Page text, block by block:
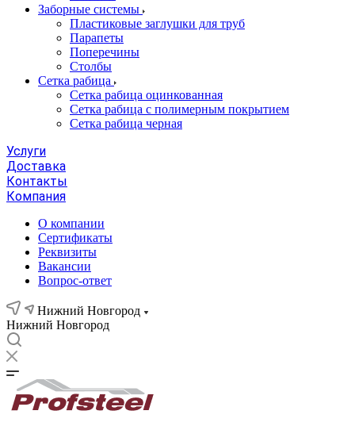
Заборные системы
Пластиковые заглушки для труб
Парапеты
Поперечины
Столбы
Сетка рабица
Сетка рабица оцинкованная
Сетка рабица с полимерным покрытием
Сетка рабица черная
Услуги
Доставка
Контакты
Компания
О компании
Сертификаты
Реквизиты
Вакансии
Вопрос-ответ
Нижний Новгород
Нижний Новгород